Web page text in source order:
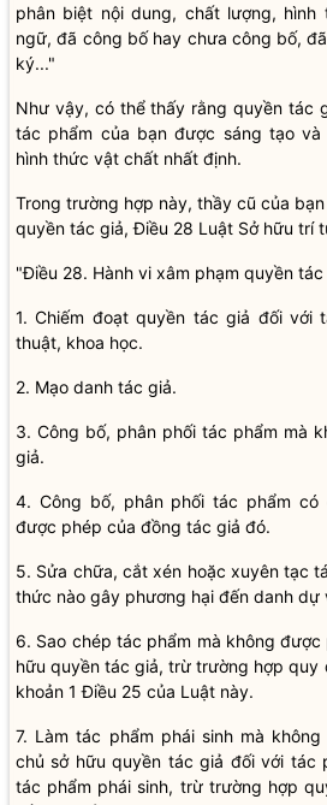
phân biệt nội dung, chất l­ượng, hình
ngữ, đã công bố hay ch­ưa công bố,
ký..."
Như vậy, có thể thấy rằng quyền tác
tác phẩm của bạn được sáng tạo
hình thức vật chất nhất định.
Trong trường hợp này, thầy cũ của
quyền tác giả, Điều 28 Luật Sở hữu trí
"Điều 28. Hành vi xâm phạm quyền tác
1. Chiếm đoạt quyền tác giả đối với
thuật, khoa học.
2. Mạo danh tác giả.
3. Công bố, phân phối tác phẩm mà
giả.
4. Công bố, phân phối tác phẩm
được phép của đồng tác giả đó.
5. Sửa chữa, cắt xén hoặc xuyên tạc
thức nào gây phương hại đến danh dự
6. Sao chép tác phẩm mà không
hữu quyền tác giả, trừ trường hợp quy
khoản 1 Điều 25 của Luật này.
7. Làm tác phẩm phái sinh mà
chủ sở hữu quyền tác giả đối với tác
tác phẩm phái sinh, trừ trường hợp